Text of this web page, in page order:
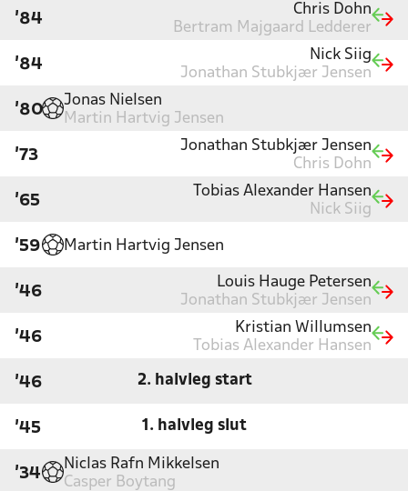
'84
Chris Dohn
Bertram Majgaard Ledderer
'84
Nick Siig
Jonathan Stubkjær Jensen
'80
Jonas Nielsen
Martin Hartvig Jensen
'73
Jonathan Stubkjær Jensen
Chris Dohn
'65
Tobias Alexander Hansen
Nick Siig
'59 Martin Hartvig Jensen
'46
Louis Hauge Petersen
Jonathan Stubkjær Jensen
'46
Kristian Willumsen
Tobias Alexander Hansen
'46 2. halvleg start
'45 1. halvleg slut
'34
Niclas Rafn Mikkelsen
Casper Boytang